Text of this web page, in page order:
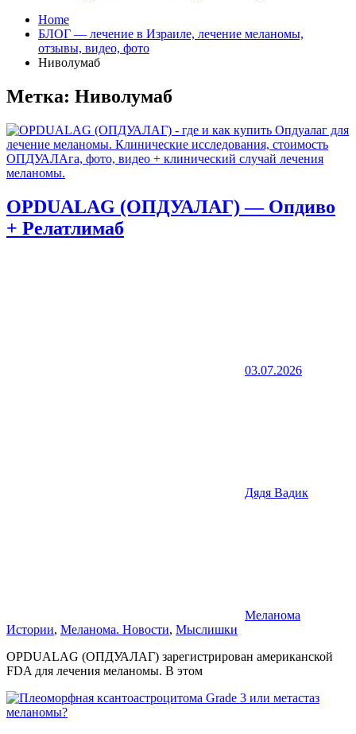
Home
БЛОГ — лечение в Израиле, лечение меланомы,
отзывы, видео, фото
Ниволумаб
Метка: Ниволумаб
OPDUALAG (ОПДУАЛАГ) — Опдиво
+ Релатлимаб
03.07.2026
Дядя Вадик
Меланома
Истории, Меланома. Новости, Мыслишки
OPDUALAG (ОПДУАЛАГ) зарегистрирован американской
FDA для лечения меланомы. В этом